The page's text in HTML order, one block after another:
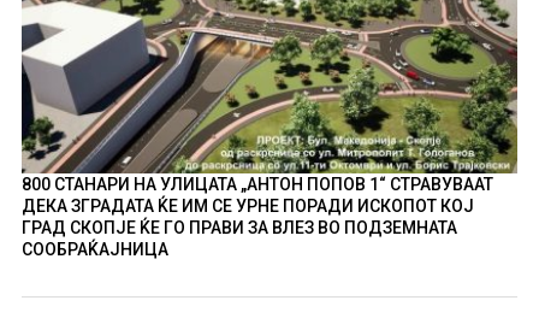
800 СТАНАРИ НА УЛИЦАТА „АНТОН ПОПОВ 1“ СТРАВУВААТ
ДЕКА ЗГРАДАТА ЌЕ ИМ СЕ УРНЕ ПОРАДИ ИСКОПОТ КОЈ
ГРАД СКОПЈЕ ЌЕ ГО ПРАВИ ЗА ВЛЕЗ ВО ПОДЗЕМНАТА
СООБРАЌАЈНИЦА